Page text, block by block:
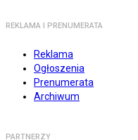
REKLAMA I PRENUMERATA
Reklama
Ogłoszenia
Prenumerata
Archiwum
PARTNERZY